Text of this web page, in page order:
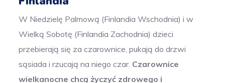
W Niedzielę Palmową (Finlandia Wschodnia) i w
Wielką Sobotę (Finlandia Zachodnia) dzieci
przebierają się za czarownice, pukają do drzwi
sąsiada i rzucają na niego czar. Czarownice
wielkanocne chcą życzyć zdrowego i